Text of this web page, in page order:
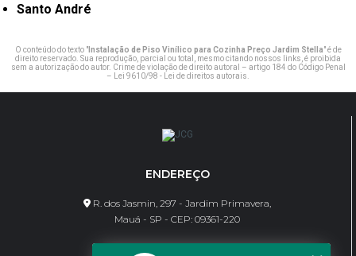
Santo André
O conteúdo do texto "Instalação de Piso Vinílico para Cozinha Preço Jardim Stella" é de
direito reservado. Sua reprodução, parcial ou total, mesmo citando nossos links, é proibida
sem a autorização do autor. Crime de violação de direito autoral – artigo 184 do Código Penal
–
Lei 9610/98 - Lei de direitos autorais
ENDEREÇO
R. dos Jasmin, 297 - Jardim Primavera,
Mauá - SP - CEP: 09361-220